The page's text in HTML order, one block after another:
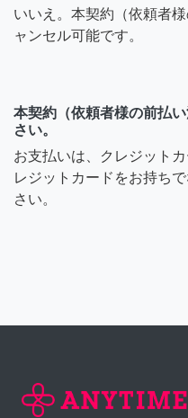
いいえ。本契約（依頼者
ャンセル可能です。
本契約（依頼者様の前払
さい。
お支払いは、クレジット
レジットカードをお持ち
さい。